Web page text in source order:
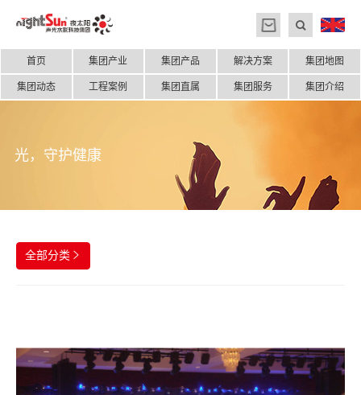
首页 集团产业 集团产品 解决方案 集团地图
集团动态 工程案例 集团直属 集团服务 集团介绍
光，守护健康
全部分类 